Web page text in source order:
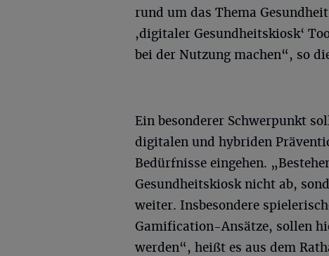
rund um das Thema
,digitaler Gesundheitskiosk‘
bei der Nutzung machen“, so
Ein besonderer Schwerpunkt
digitalen und hybriden
Bedürfnisse eingehen.
Gesundheitskiosk nicht ab,
weiter. Insbesondere
Gamification-Ansätze, sollen
werden“, heißt es aus dem